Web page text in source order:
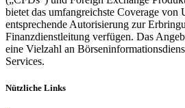
bietet das umfangreichste Coverage von
entsprechende Autorisierung zur
Finanzdienstleitung verfügen. Das
eine Vielzahl an
Services.
Nützliche Links